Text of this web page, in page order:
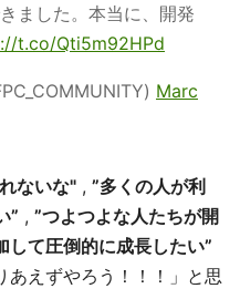
ました。本当に、開発
t.co/Qti5m92HPd
Marc
ないな" , ”多くの人が利
” , ”つよつよな人たちが開
て圧倒的に成長したい”
あえずやろう！！！」と思